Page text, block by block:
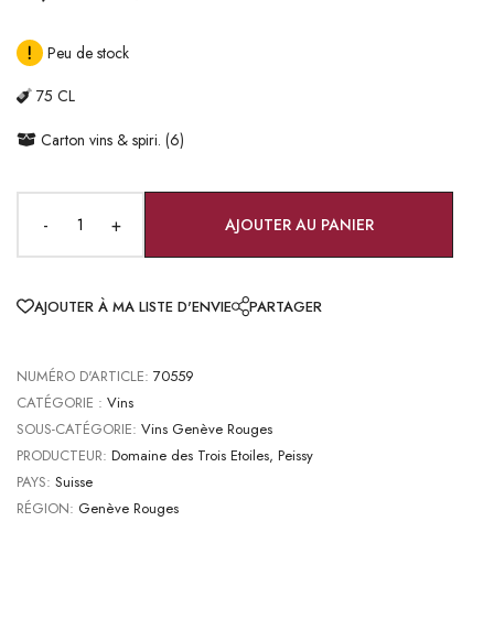
Peu de stock
75 CL
Carton vins & spiri. (6)
- + AJOUTER AU PANIER
AJOUTER À MA LISTE D'ENVIE PARTAGER
NUMÉRO D'ARTICLE: 70559
CATÉGORIE : Vins
SOUS-CATÉGORIE: Vins Genève Rouges
PRODUCTEUR: Domaine des Trois Etoiles, Peissy
PAYS: Suisse
RÉGION: Genève Rouges